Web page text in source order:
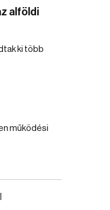
alföldi
ki több
működési